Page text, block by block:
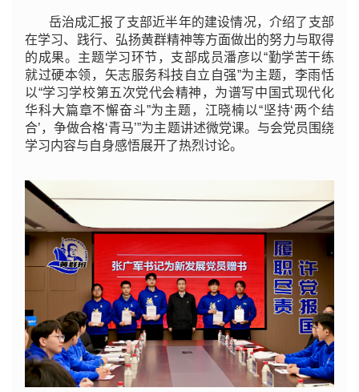
岳治成汇报了支部近半年的建设情况，介绍了支部
在学习、践行、弘扬黄群精神等方面做出的努力与取得
的成果。主题学习环节，支部成员潘彦以“勤学苦干练
就过硬本领，矢志服务科技自立自强”为主题，李雨恬
以“学习学校第五次党代会精神，为谱写中国式现代化
华科大篇章不懈奋斗”为主题，江晓楠以“坚持‘两个结
合’，争做合格‘青马’”为主题讲述微党课。与会党员围绕
学习内容与自身感悟展开了热烈讨论。